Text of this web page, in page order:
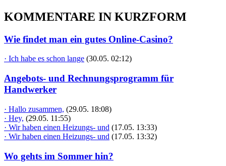
KOMMENTARE IN KURZFORM
Wie findet man ein gutes Online-Casino?
· Ich habe es schon lange (30.05. 02:12)
Angebots- und Rechnungsprogramm für
Handwerker
· Hallo zusammen, (29.05. 18:08)
· Hey, (29.05. 11:55)
· Wir haben einen Heizungs- und (17.05. 13:33)
· Wir haben einen Heizungs- und (17.05. 13:32)
Wo gehts im Sommer hin?